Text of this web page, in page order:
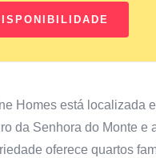
Homes está localizada
da Senhora do Monte e
oferece quartos